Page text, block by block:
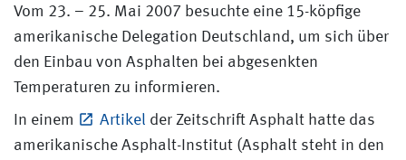
Vom 23. – 25. Mai 2007 besuchte eine 15-köpfige
amerikanische Delegation Deutschland, um sich über
den Einbau von Asphalten bei abgesenkten
Temperaturen zu informieren.
In einem
Artikel der Zeitschrift Asphalt hatte das
amerikanische Asphalt-Institut (Asphalt steht in den